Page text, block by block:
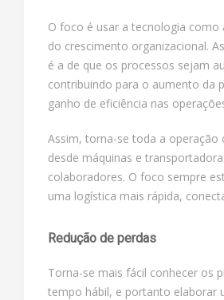
O foco é usar a tecnologia como
do crescimento organizacional.
é a de que os processos sejam
contribuindo para o aumento da
ganho de eficiência nas
Assim, torna-se toda a operação
desde máquinas e
colaboradores. O foco sempre
uma logística mais rápida,
Redução de perdas
Torna-se mais fácil conhecer os
tempo hábil, e portanto elaborar